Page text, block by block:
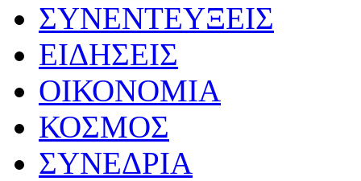
ΣΥΝΕΝΤΕΥΞΕΙΣ
ΕΙΔΗΣΕΙΣ
ΟΙΚΟΝΟΜΙΑ
ΚΟΣΜΟΣ
ΣΥΝΕΔΡΙΑ